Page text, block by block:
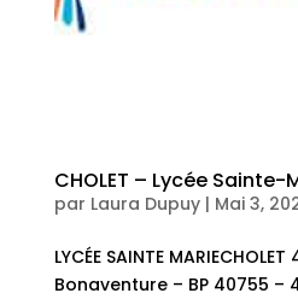
CHOLET – Lycée Sainte-
par Laura Dupuy| Mai 3,
LYCÉE SAINTE
Bonaventure – BP 40755 –